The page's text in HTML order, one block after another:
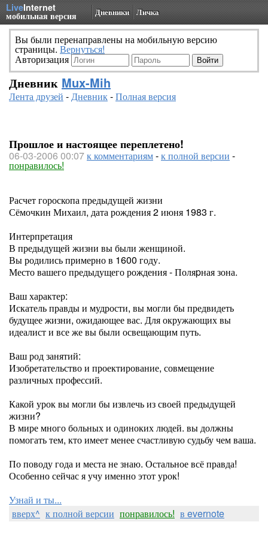
LiveInternet
мобильная версия Дневники Личка
Вы были перенаправлены на мобильную версию
страницы. Вернуться!
Авторизация
Дневник Mux-Mih
Лента друзей -Дневник-Полная версия
Прошлое и настоящее переплетено!
06-03-2006 00:07к комментариям-к полной версии -
понравилось!
Расчет гороскопа предыдущей жизни
Сёмочкин Михаил, дата рождения 2 июня 1983 г.
Интерпретация
В предыдущей жизни вы были женщиной.
Вы родились примерно в 1600 году.
Место вашего предыдущего рождения - Поляpная зона.
Ваш характер:
Искатель правды и мудрости, вы могли бы предвидеть
будущее жизни, ожидающее вас. Для окружающих вы
идеалист и все же вы были освещающим путь.
Ваш род занятий:
Изобретательство и проектирование, совмещение
различных профессий.
Какой урок вы могли бы извлечь из своей предыдущей
жизни?
В мире много больных и одиноких людей. вы должны
помогать тем, кто имеет менее счастливую судьбу чем ваша.
По поводу года и места не знаю. Остальное всё правда!
Особенно сейчас я учу именно этот урок!
Узнай и ты...
вверх^ к полной версии понравилось! в evernote